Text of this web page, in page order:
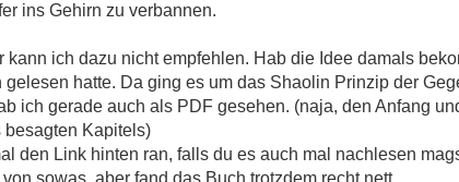
ins Gehirn zu verbannen.
kann ich dazu nicht empfehlen. Hab die Idee damals
gelesen hatte. Da ging es um das Shaolin Prinzip der
ich gerade auch als PDF gesehen. (naja, den Anfang
besagten Kapitels)
den Link hinten ran, falls du es auch mal nachlesen
sowas, aber fand das Buch trotzdem recht nett.